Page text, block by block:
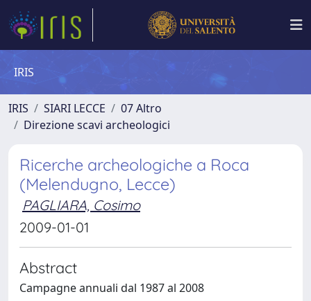
IRIS
IRIS SIARI LECCE
07 Altro
Direzione scavi archeologici
Ricerche archeologiche a Roca
(Melendugno, Lecce)
PAGLIARA, Cosimo
2009-01-01
Abstract
Campagne annuali dal 1987 al 2008